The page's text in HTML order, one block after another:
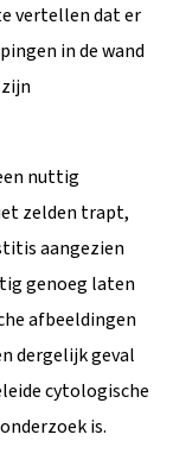
vertellen dat er
in de wand
nuttig
zelden trapt,
aangezien
genoeg laten
afbeeldingen
dergelijk geval
cytologische
is.